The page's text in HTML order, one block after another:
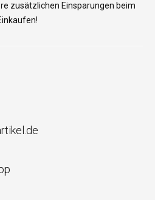
zusätzlichen Einsparungen beim